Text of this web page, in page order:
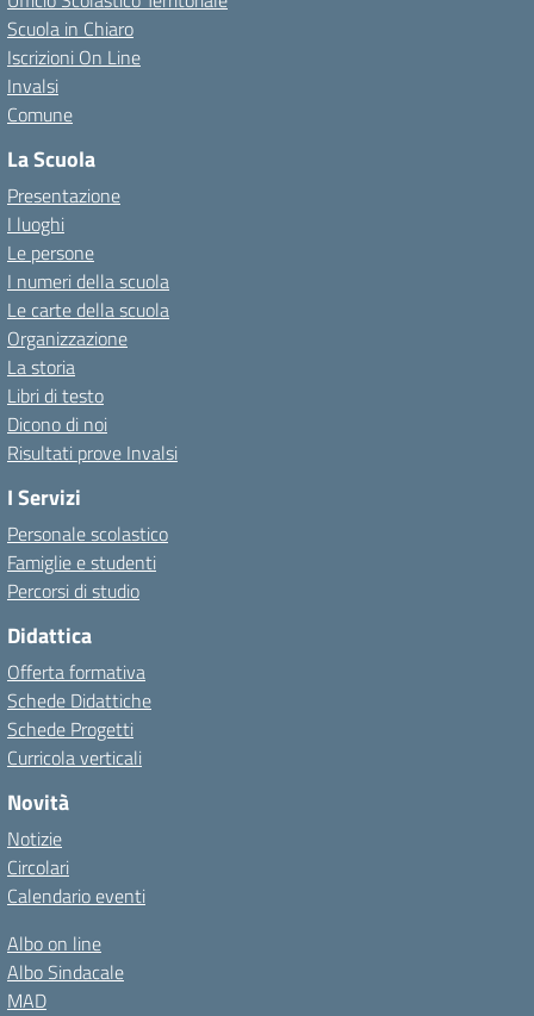
Scuola in Chiaro
Iscrizioni On Line
Invalsi
Comune
La Scuola
Presentazione
I luoghi
Le persone
I numeri della scuola
Le carte della scuola
Organizzazione
La storia
Libri di testo
Dicono di noi
Risultati prove Invalsi
I Servizi
Personale scolastico
Famiglie e studenti
Percorsi di studio
Didattica
Offerta formativa
Schede Didattiche
Schede Progetti
Curricola verticali
Novità
Notizie
Circolari
Calendario eventi
Albo on line
Albo Sindacale
MAD